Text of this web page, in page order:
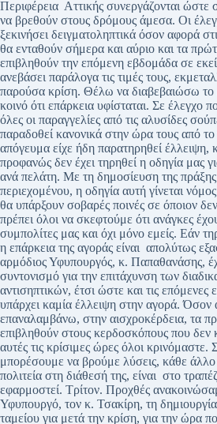
Περιφέρεια Αττικής συνεργάζονται ώστε
να βρεθούν στους δρόμους άμεσα. Οι
ξεκινήσει δειγματοληπτικά όσον αφορά
θα ενταθούν σήμερα και αύριο και τα
επιβληθούν την επόμενη εβδομάδα σε
ανεβάσει παράλογα τις τιμές τους,
παρούσα κρίση. Θέλω να διαβεβαιώσω το
κοινό ότι επάρκεια υφίσταται. Σε έλεγχο
όλες οι παραγγελίες από τις αλυσίδες
παραδοθεί κανονικά στην ώρα τους από
απόγευμα είχε ήδη παρατηρηθεί έλλειψη,
προφανώς δεν έχει τηρηθεί η οδηγία μας
ανά πελάτη. Με τη δημοσίευση της
περιεχομένου, η οδηγία αυτή γίνεται
θα υπάρξουν σοβαρές ποινές σε όποιον
πρέπει όλοι να σκεφτούμε ότι ανάγκες
συμπολίτες μας και όχι μόνο εμείς. Εάν
η επάρκεια της αγοράς είναι απολύτως
αρμόδιος Υφυπουργός, κ. Παπαθανάσης,
συντονισμό για την επιτάχυνση των
αντισηπτικών, έτσι ώστε και τις
υπάρχει καμία έλλειψη στην αγορά. Όσον
επαναλαμβάνω, στην αισχροκέρδεια, τα
επιβληθούν στους κερδοσκόπους που δεν
αυτές τις κρίσιμες ώρες όλοι κρινόμαστε.
μπορέσουμε να βρούμε λύσεις, κάθε
πολιτεία στη διάθεσή της, είναι στο
εφαρμοστεί. Τρίτον. Προχθές
Υφυπουργό, τον κ. Τσακίρη, τη
ταμείου για μετά την κρίση, για την ώρα